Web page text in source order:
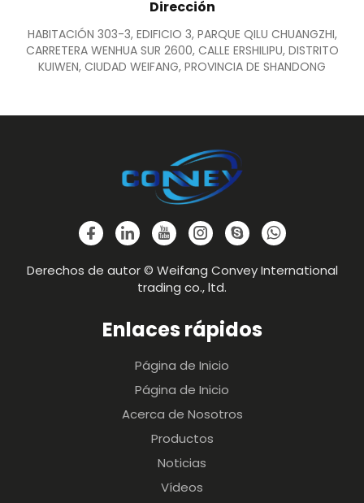
Dirección
HABITACIÓN 303-3, EDIFICIO 3, PARQUE QILU CHUANGZHI,
CARRETERA WENHUA SUR 2600, CALLE ERSHILIPU, DISTRITO
KUIWEN, CIUDAD WEIFANG, PROVINCIA DE SHANDONG
Derechos de autor © Weifang Convey International
trading co., ltd.
Enlaces rápidos
Página de Inicio
Página de Inicio
Acerca de Nosotros
Productos
Noticias
Vídeos